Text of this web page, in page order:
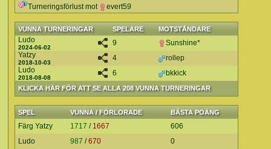
Turneringsförlust mot
evert59
VUNNA TURNERINGAR SPELARE MOTSTÅNDARE
KLICKA HÄR FÖR ATT SE ALLA 208 VUNNA TURNERINGAR
Ludo
2024-06-02
9
Sunshine*
Yatzy
2018-10-03
4
rollep
Ludo
2018-08-08
6 bkkick
SPEL VUNNA / FÖRLORADE BÄSTA POÄNG
Färg Yatzy 1717 / 1667
606
Ludo
987 /670
0